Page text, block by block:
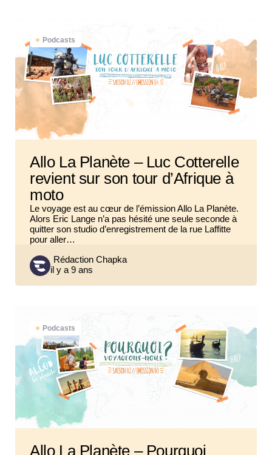
Podcasts
Allo La Planète – Luc Cotterelle
revient sur son tour d’Afrique à
moto
Le voyage est au cœur de l’émission Allo La Planète.
Alors Eric Lange n’a pas hésité une seule seconde à
quitter son studio d’enregistrement de la rue Laffitte
pour aller…
Posted
by
Rédaction Chapka
il y a 9 ans
Podcasts
Allo La Planète – Pourquoi